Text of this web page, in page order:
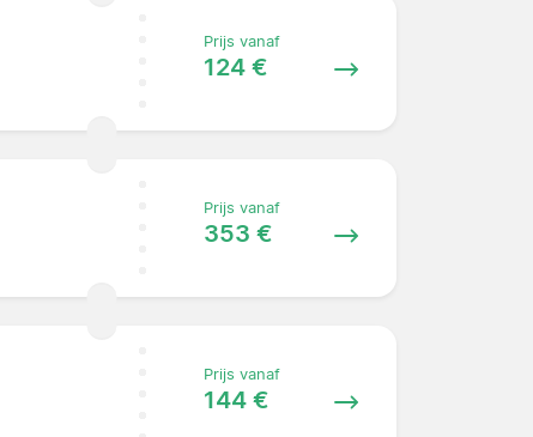
Prijs vanaf
124 €
Prijs vanaf
353 €
Prijs vanaf
144 €